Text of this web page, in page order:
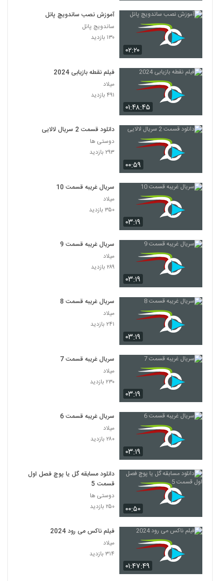
۰۲:۲۰
آموزش نصب ساندویچ پانل
ساندویچ پانل
۱۳۰ بازدید
۰۱:۴۸:۴۵
فیلم نقطه بازیابی 2024
میلاد
۴۹۱ بازدید
۰۰:۵۹
دانلود قسمت 2 سریال لالایی
دوستی ها
۲۹۳ بازدید
۰۳:۱۹
سریال غریبه قسمت 10
میلاد
۳۵۰ بازدید
۰۳:۱۹
سریال غریبه قسمت 9
میلاد
۲۸۹ بازدید
۰۳:۱۹
سریال غریبه قسمت 8
میلاد
۲۴۱ بازدید
۰۳:۱۹
سریال غریبه قسمت 7
میلاد
۲۳۰ بازدید
۰۳:۱۹
سریال غریبه قسمت 6
میلاد
۲۸۰ بازدید
۰۰:۵۰
دانلود مسابقه گل یا پوچ فصل اول
قسمت 5
دوستی ها
۲۵۰ بازدید
۰۱:۴۷:۴۹
فیلم ناکس می رود 2024
میلاد
۳۱۴ بازدید